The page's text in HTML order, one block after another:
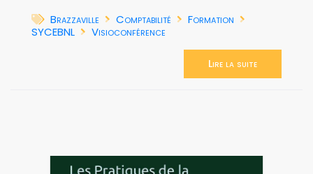
Brazzaville
Comptabilité
Formation
SYCEBNL
Visioconférence
Lire la suite